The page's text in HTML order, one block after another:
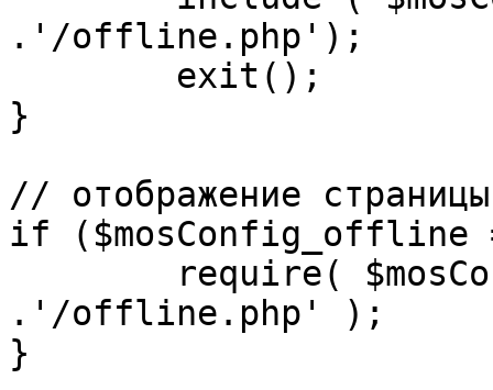
.'/offline.php');
}
// отображение
if ($mosConfig_offline
.'/offline.php' );
}